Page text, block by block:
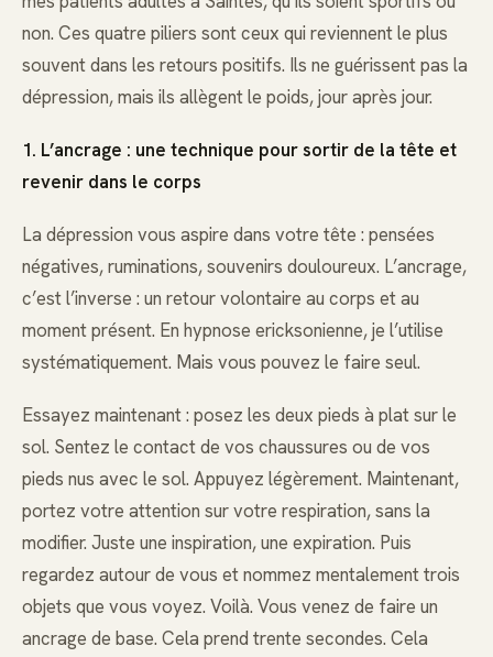
non. Ces quatre piliers sont ceux qui reviennent le plus
souvent dans les retours positifs. Ils ne guérissent pas la
dépression, mais ils allègent le poids, jour après jour.
1. L’ancrage : une technique pour sortir de la tête et
revenir dans le corps
La dépression vous aspire dans votre tête : pensées
négatives, ruminations, souvenirs douloureux. L’ancrage,
c’est l’inverse : un retour volontaire au corps et au
moment présent. En hypnose ericksonienne, je l’utilise
systématiquement. Mais vous pouvez le faire seul.
Essayez maintenant : posez les deux pieds à plat sur le
sol. Sentez le contact de vos chaussures ou de vos
pieds nus avec le sol. Appuyez légèrement. Maintenant,
portez votre attention sur votre respiration, sans la
modifier. Juste une inspiration, une expiration. Puis
regardez autour de vous et nommez mentalement trois
objets que vous voyez. Voilà. Vous venez de faire un
ancrage de base. Cela prend trente secondes. Cela